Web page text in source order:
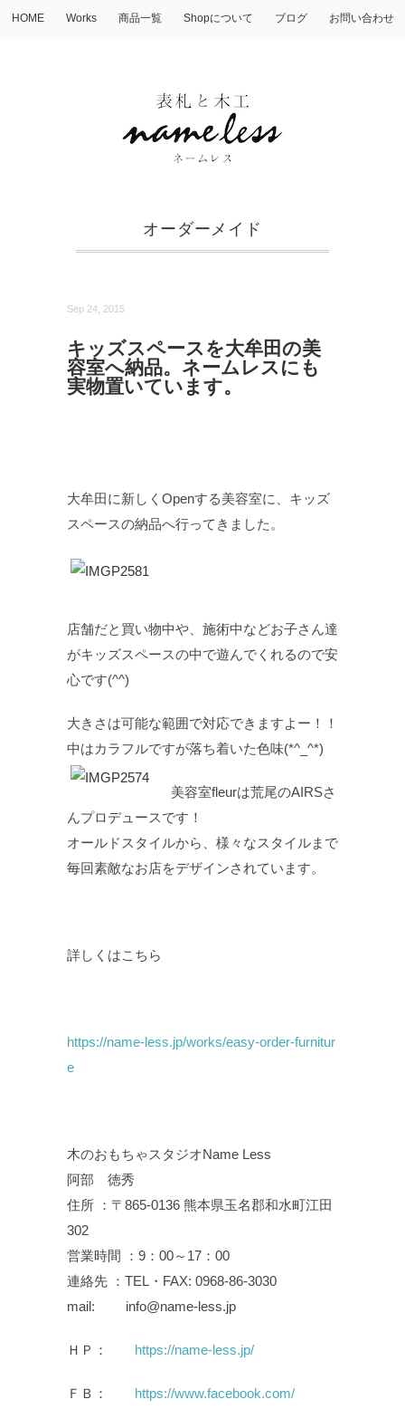
HOME Works 商品一覧 Shopについて ブログ お問い合わせ
オーダーメイド
Sep 24, 2015
キッズスペースを大牟田の美
容室へ納品。ネームレスにも
実物置いています。
大牟田に新しくOpenする美容室に、キッズ
スペースの納品へ行ってきました。
店舗だと買い物中や、施術中などお子さん達
がキッズスペースの中で遊んでくれるので安
心です(^^)
大きさは可能な範囲で対応できますよー！！
中はカラフルですが落ち着いた色味(*^_^*)
美容室fleurは荒尾のAIRSさ
んプロデュースです！
オールドスタイルから、様々なスタイルまで
毎回素敵なお店をデザインされています。
詳しくはこちら
https://name-less.jp/works/easy-order-furnitur
e
木のおもちゃスタジオName Less
阿部 徳秀
住所 ：〒865-0136 熊本県玉名郡和水町江田
302
営業時間 ：9：00～17：00
連絡先 ：TEL・FAX: 0968-86-3030
mail: info@name-less.jp
ＨＰ： https://name-less.jp/
ＦＢ： https://www.facebook.com/